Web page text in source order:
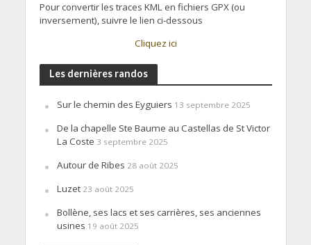
Pour convertir les traces KML en fichiers GPX (ou
inversement), suivre le lien ci-dessous
Cliquez ici
Les dernières randos
Sur le chemin des Eyguiers 13 septembre 2025
De la chapelle Ste Baume au Castellas de St Victor
La Coste 3 septembre 2025
Autour de Ribes 28 août 2025
Luzet 23 août 2025
Bollène, ses lacs et ses carrières, ses anciennes
usines 19 août 2025